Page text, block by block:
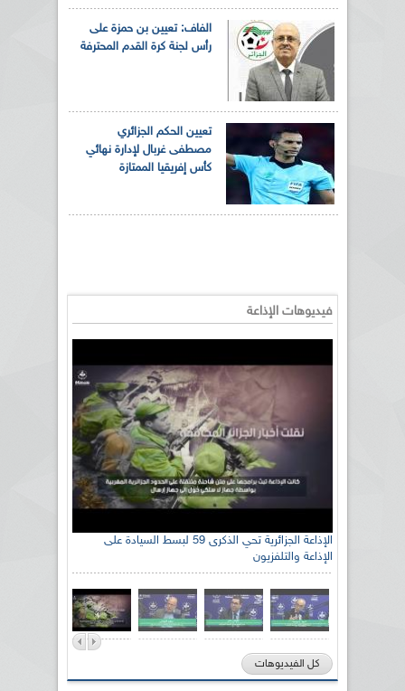
الفاف: تعيين بن حمزة على
رأس لجنة كرة القدم المحترفة
تعيين الحكم الجزائري
مصطفى غربال لإدارة نهائي
كأس إفريقيا الممتازة
فيديوهات الإذاعة
الإذاعة الجزائرية تحي الذكرى 59 لبسط السيادة على
الإذاعة والتلفزيون
كل الفيديوهات